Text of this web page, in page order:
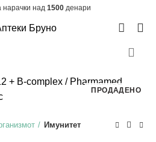
нарачки над 1500 денари
ПРОДАДЕНО
Имунитет